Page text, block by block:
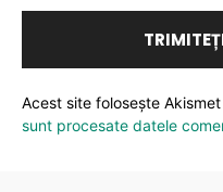
Acest site folosește
sunt procesate datele